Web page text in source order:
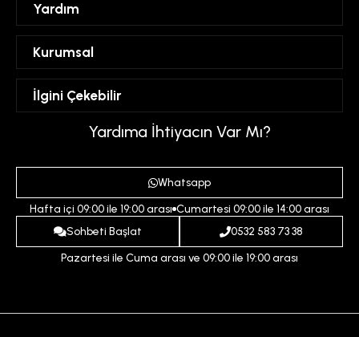
Yardım
Hesabım
Favorilerim
Kurumsal
Mesafeli Satış Sözleşmesi
Üyelik Sözleşmesi
Gizlilik ve Güvenlik Politikası
Ödeme ve Teslimat Koşulları
İptal ve İade Koşulları
İlgini Çekebilir
İndirim
Yardıma İhtiyacın Var Mı?
Whatsapp
Hafta içi 09:00 ile 19:00 arası Cumartesi 09:00 ile 14:00 arası
Sohbeti Başlat
0532 583 73 38
Pazartesi ile Cuma arası ve 09:00 ile 19:00 arası